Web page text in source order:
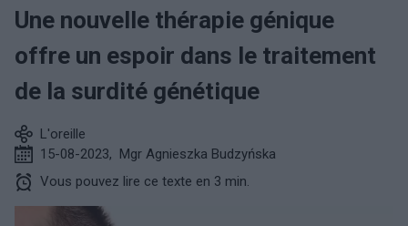
Une nouvelle thérapie génique
offre un espoir dans le traitement
de la surdité génétique
L'oreille
15-08-2023, Mgr Agnieszka Budzyńska
Vous pouvez lire ce texte en 3 min.